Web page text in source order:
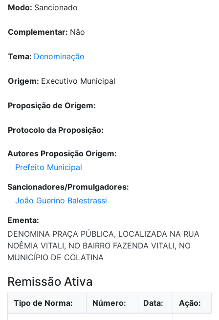
Modo: Sancionado
Complementar: Não
Tema: Denominação
Origem: Executivo Municipal
Proposição de Origem:
Protocolo da Proposição:
Autores Proposição Origem:
Prefeito Municipal
Sancionadores/Promulgadores:
João Guerino Balestrassi
Ementa:
DENOMINA PRAÇA PÚBLICA, LOCALIZADA NA RUA
NOÊMIA VITALI, NO BAIRRO FAZENDA VITALI, NO
MUNICÍPIO DE COLATINA
Remissão Ativa
Tipo de Norma: Número: Data: Ação: